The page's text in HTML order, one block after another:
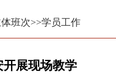
班次>>学员工作
展现场教学